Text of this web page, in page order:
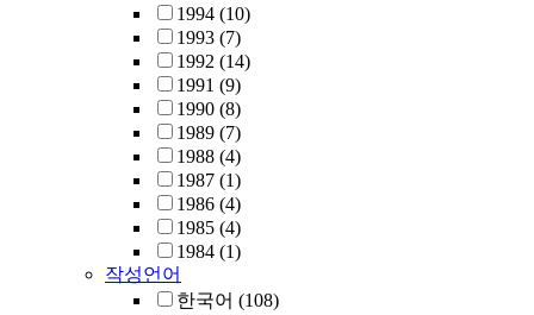
1994 (10)
1993 (7)
1992 (14)
1991 (9)
1990 (8)
1989 (7)
1988 (4)
1987 (1)
1986 (4)
1985 (4)
1984 (1)
작성언어
한국어 (108)